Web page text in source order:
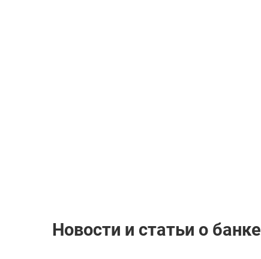
Новости и статьи о банке